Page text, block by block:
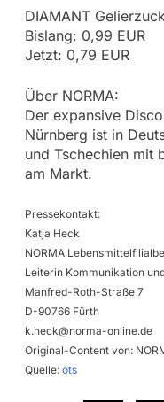
DIAMANT
Bislang: 0,99 EUR
Jetzt: 0,79 EUR
Über NORMA:
Der expansive
Nürnberg ist in
und Tschechien mit
am Markt.
Pressekontakt:
Katja Heck
NORMA
Leiterin Kommunikation
Manfred-Roth-Straße 7
D-90766 Fürth
k.heck@norma-online.de
Original-Content von:
Quelle: ots